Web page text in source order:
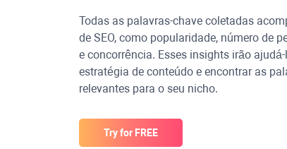
Todas as palavras-chave coletadas
de SEO, como popularidade, número de
e concorrência. Esses insights irão
estratégia de conteúdo e encontrar as
relevantes para o seu nicho.
Try for FREE